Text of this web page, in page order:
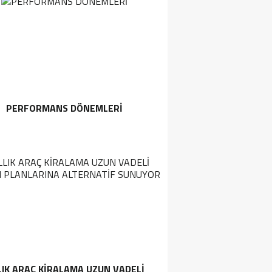
PERFORMANS DÖNEMLERI
ARAÇ KIRALAMA UZUN VADELI